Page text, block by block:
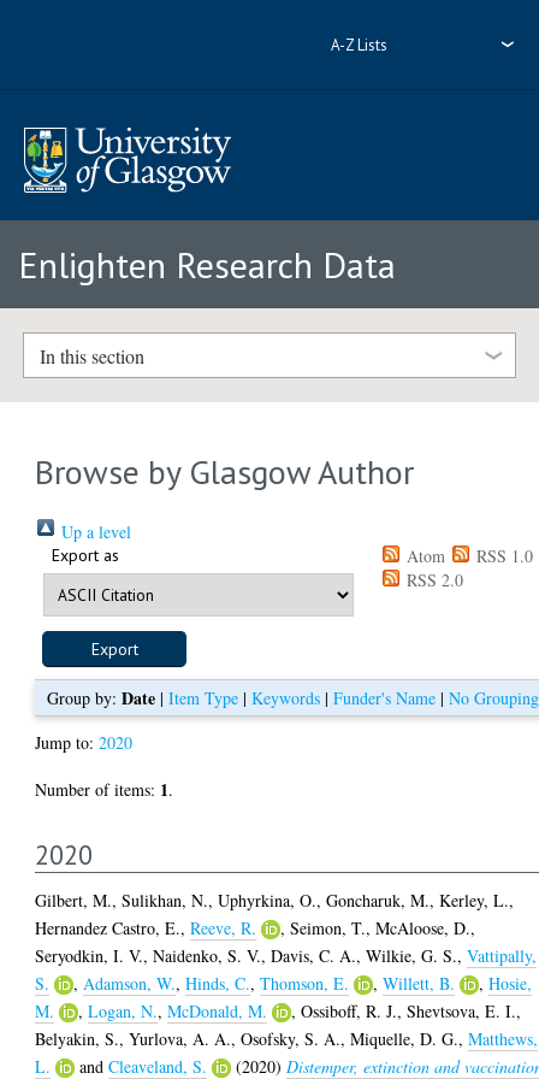
A-Z Lists
Enlighten Research Data
In this section
Browse by Glasgow Author
Up a level
Export as Atom
RSS 1.0
RSS 2.0
Group by: Date| Item Type| Keywords| Funder's Name| No Grouping
Jump to:2020
Number of items: 1.
2020
Gilbert, M.,Sulikhan, N.,Uphyrkina, O.,Goncharuk, M.,Kerley, L.,
Hernandez Castro, E.,Reeve, R. ,Seimon, T.,McAloose, D.,
Seryodkin, I. V.,Naidenko, S. V.,Davis, C. A.,Wilkie, G. S.,Vattipally,
S.
, Adamson, W.,Hinds, C.,Thomson, E. ,Willett, B. ,Hosie,
M.
,Logan, N.,McDonald, M. ,Ossiboff, R. J.,Shevtsova, E. I.,
Belyakin, S.,Yurlova, A. A.,Osofsky, S. A.,Miquelle, D. G.,Matthews,
L.
andCleaveland, S. (2020) Distemper, extinction and